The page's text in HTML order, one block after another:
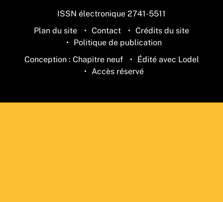
ISSN électronique 2741-5511
Plan du site
Contact
Crédits du site
Politique de publication
Conception : Chapitre neuf
Édité avec Lodel
Accès réservé